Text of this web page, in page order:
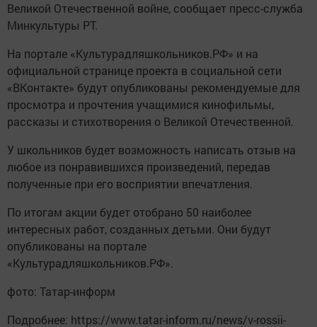
Великой Отечественной войне, сообщает пресс-служба
Минкультуры РТ.
На портале «Культурадляшкольников.РФ» и на
официальной странице проекта в социальной сети
«ВКонтакте» будут опубликованы рекомендуемые для
просмотра и прочтения учащимися кинофильмы,
рассказы и стихотворения о Великой Отечественной.
У школьников будет возможность написать отзыв на
любое из понравившихся произведений, передав
полученные при его восприятии впечатления.
По итогам акции будет отобрано 50 наиболее
интересных работ, созданных детьми. Они будут
опубликованы на портале
«Культурадляшкольников.РФ».
фото: Татар-информ
Подробнее: https://www.tatar-inform.ru/news/v-rossii-